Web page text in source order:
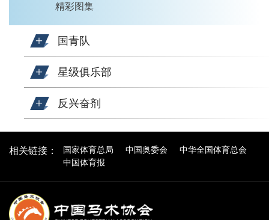
精彩图集
国青队
星级俱乐部
反兴奋剂
相关链接： 国家体育总局 中国奥委会
中华全国体育总会
中国体育报